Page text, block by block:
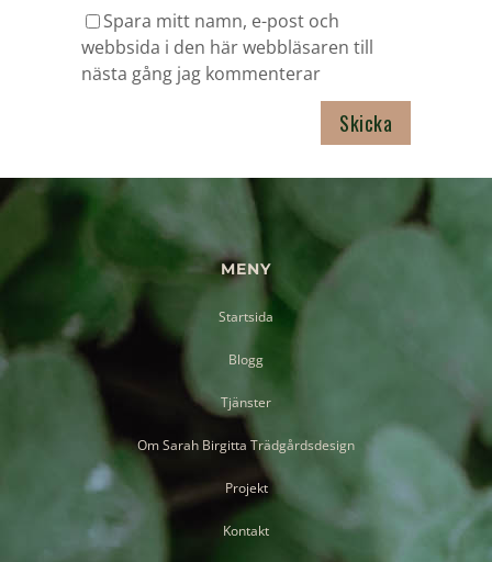
Spara mitt namn, e-post och
webbsida i den här webbläsaren till
nästa gång jag kommenterar
MENY
Startsida
Blogg
Tjänster
Om Sarah Birgitta Trädgårdsdesign
Projekt
Kontakt